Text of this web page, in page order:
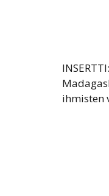
ihmisten